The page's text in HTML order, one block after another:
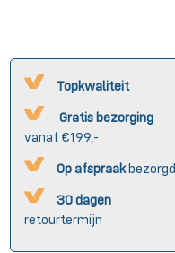
Topkwaliteit
Gratis bezorging
vanaf €199,-
Op afspraak bezorgd
30 dagen
retourtermijn